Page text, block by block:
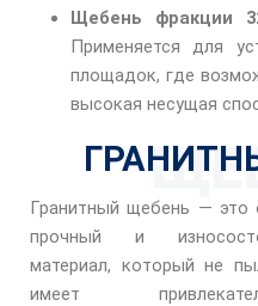
Щебень фракции
Применяется для
площадок, где
высокая несущая
Гранитный щебень — это
прочный и
материал, который не
имеет